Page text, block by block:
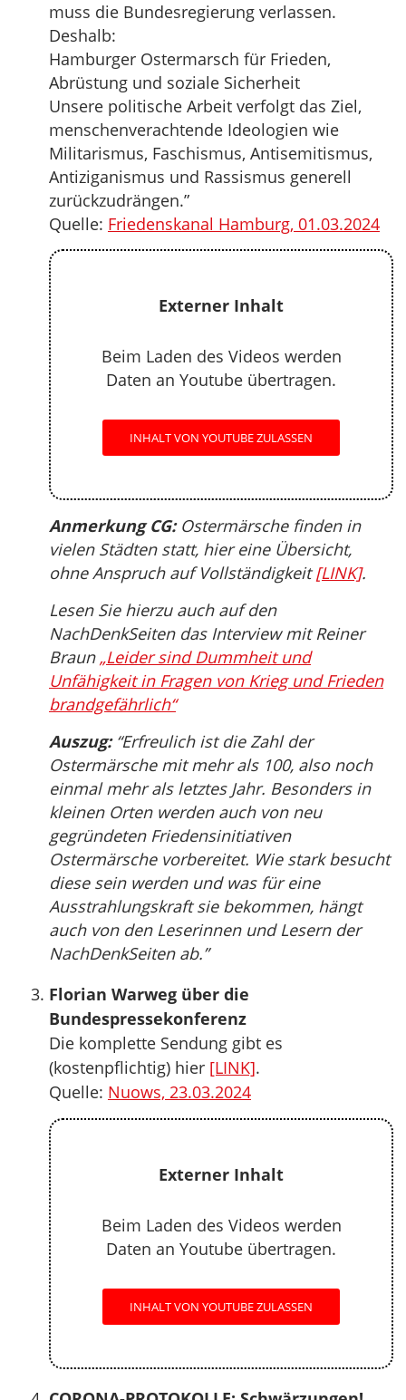
muss die Bundesregierung verlassen.
Deshalb:
Hamburger Ostermarsch für Frieden,
Abrüstung und soziale Sicherheit
Unsere politische Arbeit verfolgt das Ziel,
menschenverachtende Ideologien wie
Militarismus, Faschismus, Antisemitismus,
Antiziganismus und Rassismus generell
zurückzudrängen.”
Quelle: Friedenskanal Hamburg, 01.03.2024
Externer Inhalt
Beim Laden des Videos werden
Daten an Youtube übertragen.
INHALT VON YOUTUBE ZULASSEN
Anmerkung CG:Ostermärsche finden in
vielen Städten statt, hier eine Übersicht,
ohne Anspruch auf Vollständigkeit[LINK].
Lesen Sie hierzu auch auf den
NachDenkSeiten das Interview mit Reiner
Braun „Leider sind Dummheit und
Unfähigkeit in Fragen von Krieg und Frieden
brandgefährlich“
Auszug:“Erfreulich ist die Zahl der
Ostermärsche mit mehr als 100, also noch
einmal mehr als letztes Jahr. Besonders in
kleinen Orten werden auch von neu
gegründeten Friedensinitiativen
Ostermärsche vorbereitet. Wie stark besucht
diese sein werden und was für eine
Ausstrahlungskraft sie bekommen, hängt
auch von den Leserinnen und Lesern der
NachDenkSeiten ab.”
Florian Warweg über die
Bundespressekonferenz
Die komplette Sendung gibt es
(kostenpflichtig) hier [LINK].
Quelle: Nuows, 23.03.2024
Externer Inhalt
Beim Laden des Videos werden
Daten an Youtube übertragen.
INHALT VON YOUTUBE ZULASSEN